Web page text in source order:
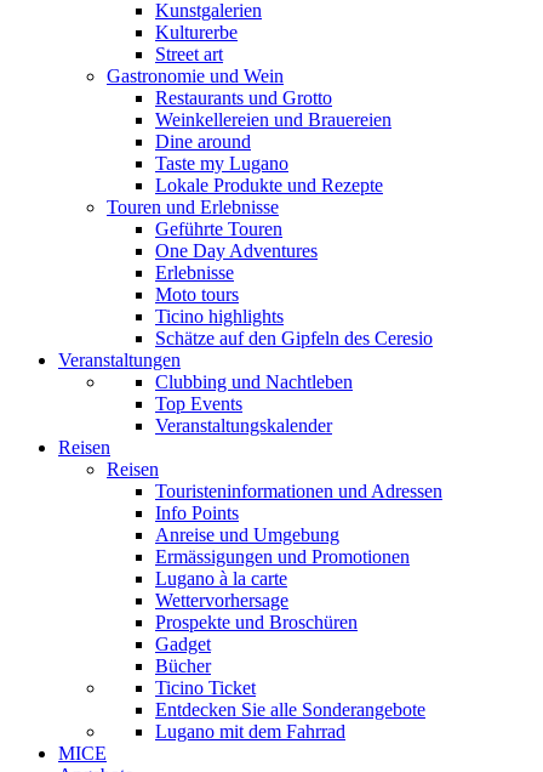
Kunstgalerien
Kulturerbe
Street art
Gastronomie und Wein
Restaurants und Grotto
Weinkellereien und Brauereien
Dine around
Taste my Lugano
Lokale Produkte und Rezepte
Touren und Erlebnisse
Geführte Touren
One Day Adventures
Erlebnisse
Moto tours
Ticino highlights
Schätze auf den Gipfeln des Ceresio
Veranstaltungen
Clubbing und Nachtleben
Top Events
Veranstaltungskalender
Reisen
Reisen
Touristeninformationen und Adressen
Info Points
Anreise und Umgebung
Ermässigungen und Promotionen
Lugano à la carte
Wettervorhersage
Prospekte und Broschüren
Gadget
Bücher
Ticino Ticket
Entdecken Sie alle Sonderangebote
Lugano mit dem Fahrrad
MICE